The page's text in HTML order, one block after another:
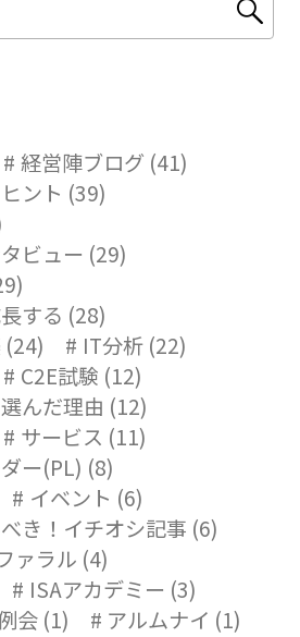
経営陣ブログ (41)
ント (39)
ビュー (29)
する (28)
(24)
IT分析 (22)
C2E試験 (12)
んだ理由 (12)
サービス (11)
ー(PL) (8)
イベント (6)
き！イチオシ記事 (6)
ァラル (4)
ISAアカデミー (3)
会 (1) アルムナイ (1)